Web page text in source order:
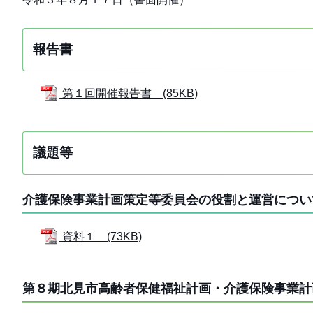
報告書
第１回開催報告書 (85KB)
議題等
介護保険事業計画策定等委員会の役割と運営につ
資料１ (73KB)
第８期北見市高齢者保健福祉計画・介護保険事業